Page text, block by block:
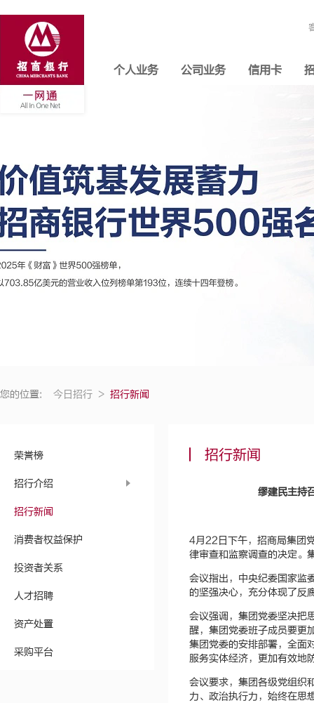
个人业务 公司业务 信用卡
您的位置: 今日招行 > 招行新闻
荣誉榜
招行介绍
招行新闻
消费者权益保护
投资者关系
人才招聘
资产处置
采购平台
招行新闻
缪建民主持
4月22日下午，招商局集团
律审查和监察调查的决定。
会议指出，中央纪委国家监
的坚强决心，充分体现了反
会议强调，集团党委坚决把
醒，集团党委班子成员要更
集团党委的安排部署，全面
服务实体经济，更加有效地
会议要求，集团各级党组
力、政治执行力，始终在思